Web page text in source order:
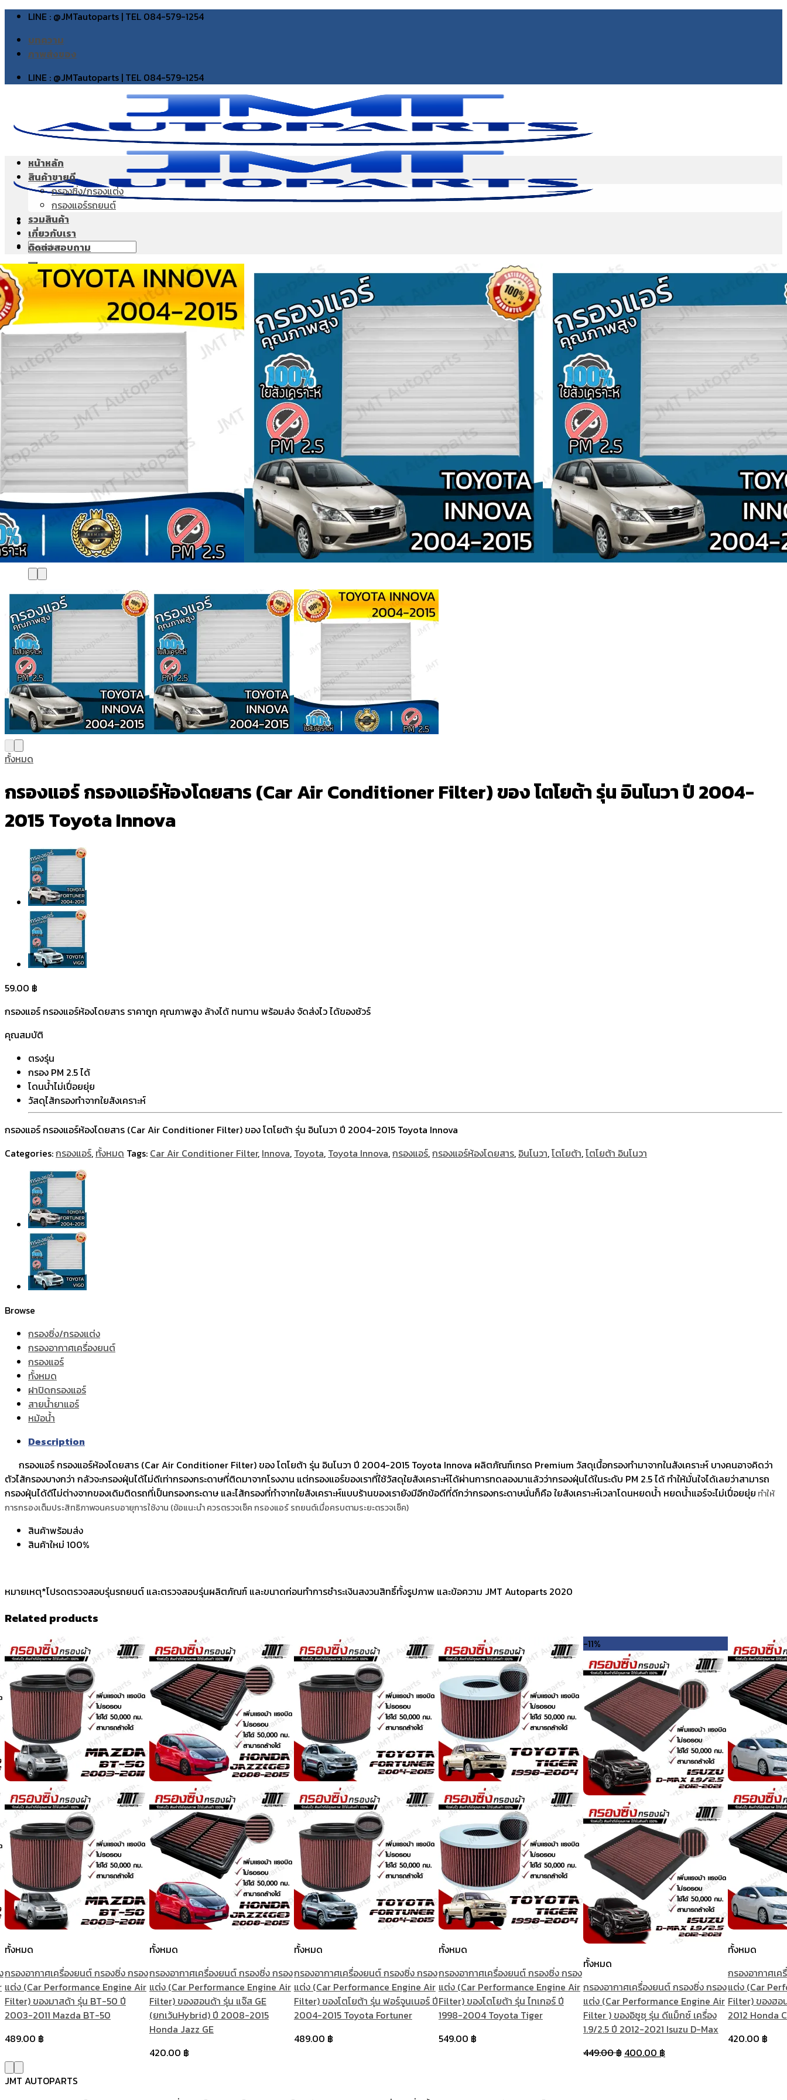
Skip
content
LINE : @JMTautoparts | TEL 084-579-1254
บทความ
ภาพส่งของ
LINE : @JMTautoparts | TEL 084-579-1254
Search
for:
Search
for:
หน้าหลัก
สินค้าขายดี
กรองซิ่ง/กรองแต่ง
กรองแอร์รถยนต์
รวมสินค้า
เกี่ยวกับเรา
ติดต่อสอบถาม
ทั้งหมด
กรองแอร์ กรองแอร์ห้องโดยสาร (Car Air Conditioner Filter) ของ โตโยต้า รุ่น อินโนวา ปี 2004-
2015 Toyota Innova
59.00 ฿
กรองแอร์ กรองแอร์ห้องโดยสาร ราคาถูก คุณภาพสูง ล้างได้ ทนทาน พร้อมส่ง จัดส่งไว ได้ของชัวร์
คุณสมบัติ
ตรงรุ่น
กรอง PM 2.5 ได้
โดนน้ำไม่เปื่อยยุ่ย
วัสดุไส้กรองทำจากใยสังเคราะห์
กรองแอร์ กรองแอร์ห้องโดยสาร (Car Air Conditioner Filter) ของ โตโยต้า รุ่น อินโนวา ปี 2004-2015 Toyota Innova
Categories:กรองแอร์, ทั้งหมด Tags: Car Air Conditioner Filter, Innova, Toyota, Toyota Innova,กรองแอร์,กรองแอร์ห้องโดยสาร, อินโนวา,โตโยต้า,โตโยต้า อินโนวา
Browse
กรองซิ่ง/กรองแต่ง
กรองอากาศเครื่องยนต์
กรองแอร์
ทั้งหมด
ฝาปิดกรองแอร์
สายน้ำยาแอร์
หม้อน้ำ
Description
กรองแอร์ กรองแอร์ห้องโดยสาร (Car Air Conditioner Filter) ของ โตโยต้า รุ่น อินโนวา ปี 2004-2015 Toyota Innova ผลิตภัณฑ์เกรด Premium วัสดุเนื้อกรองทำมาจากในสังเคราะห์ บางคนอาจคิดว่า
ตัวไส้กรองบางกว่า กลัวจะกรองฝุ่นได้ไม่ดีเท่ากรองกระดาษที่ติดมาจากโรงงาน แต่กรองแอร์ของเราที่ใช้วัสดุใยสังเคราะห์ได้ผ่านการทดลองมาแล้วว่ากรองฝุ่นได้ในระดับ PM 2.5 ได้ ทำให้มั่นใจได้เลยว่าสามารถ
กรองฝุ่นได้ดีไม่ต่างจากของเดิมติดรถที่เป็นกรองกระดาษ และไส้กรองที่ทำจากใยสังเคราะห์แบบร้านของเรายังมีอีกข้อดีที่ดีกว่ากรองกระดาษนั่นก็คือ ใยสังเคราะห์เวลาโดนหยดน้ำ หยดน้ำแอร์จะไม่เปื่อยยุ่ย ทำให้
การกรองเต็มประสิทธิภาพจนครบอายุการใช้งาน (ข้อแนะนำ ควรตรวจเช็ค กรองแอร์ รถยนต์เมื่อครบตามระยะตรวจเช็ค)
สินค้าพร้อมส่ง
สินค้าใหม่ 100%
หมายเหตุ*โปรดตรวจสอบรุ่นรถยนต์ และตรวจสอบรุ่นผลิตภัณฑ์ และขนาดก่อนทำการชำระเงินสงวนสิทธิ์ทั้งรูปภาพ และข้อความ JMT Autoparts 2020
Related products
ทั้งหมด
กรองอากาศเครื่องยนต์ กรองซิ่ง กรอง
แต่ง (Car Performance Engine Air
Filter) ของมาสด้า รุ่น BT-50 ปี
2003-2011 Mazda BT-50
489.00 ฿
ทั้งหมด
กรองอากาศเครื่องยนต์ กรองซิ่ง กรอง
แต่ง (Car Performance Engine Air
Filter) ของฮอนด้า รุ่น แจ๊ส GE
(ยกเว้นHybrid) ปี 2008-2015
Honda Jazz GE
420.00 ฿
ทั้งหมด
กรองอากาศเครื่องยนต์ กรองซิ่ง กรอง
แต่ง (Car Performance Engine Air
Filter) ของโตโยต้า รุ่น ฟอร์จูนเนอร์ ปี
2004-2015 Toyota Fortuner
489.00 ฿
ทั้งหมด
กรองอากาศเครื่องยนต์ กรองซิ่ง กรอง
แต่ง (Car Performance Engine Air
Filter) ของโตโยต้า รุ่น ไทเกอร์ ปี
1998-2004 Toyota Tiger
549.00 ฿
-11%
ทั้งหมด
กรองอากาศเครื่องยนต์ กรองซิ่ง กรอง
แต่ง (Car Performance Engine Air
Filter ) ของอิซูซุ รุ่น ดีแม็กซ์ เครื่อง
1.9/2.5 ปี 2012-2021 Isuzu D-Max
449.00฿ Original
400.00 ฿Current
ทั้งหมด
กรองอากาศเ
แต่ง (Car
Filter) ของฮ
2012 Honda
420.00 ฿
JMT AUTOPARTS